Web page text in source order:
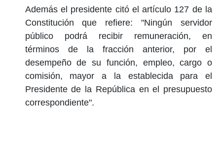
Además el presidente citó el artículo 127 de la
Constitución que refiere: "Ningún servidor
público podrá recibir remuneración, en
términos de la fracción anterior, por el
desempeño de su función, empleo, cargo o
comisión, mayor a la establecida para el
Presidente de la República en el presupuesto
correspondiente".